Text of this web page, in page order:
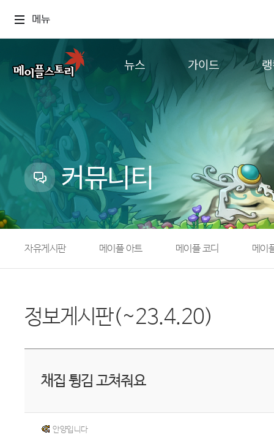
메뉴
뉴스
업데이트
이벤트
캐시샵 공지
메이플 알림판
with maple
가이드
추가정보
컨텐
커뮤니티
자유게시판 메이플 아트 메이플 코디 메이
정보게시판(~23.4.20)
채집 튕김 고쳐줘요
안양입니다